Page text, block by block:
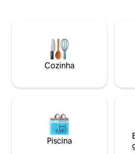
megalíticos. E não por último,
para relaxar e curtir a paisagem e
pássaros voando enquanto bebem
vinho local e algumas tapas. Bem-
Cozinha
Piscina